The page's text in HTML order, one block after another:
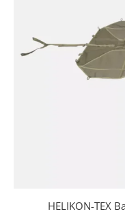
HELIKON-TEX